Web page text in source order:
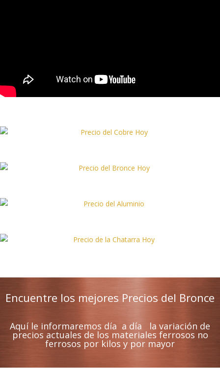
Encuentre los mejores Precios del Bronce
Aquí le informaremos día a día la variación de
precios actuales de los materiales ferrosos no
ferrosos por kilos y por mayor